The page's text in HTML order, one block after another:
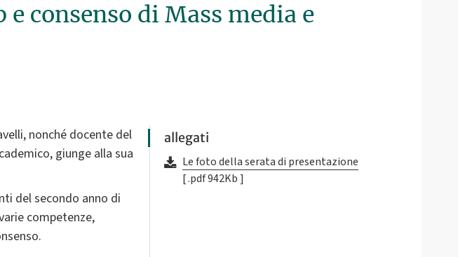
consenso di Mass media e
nonché docente del
giunge alla sua
del secondo anno di
competenze,
allegati
Le foto della serata di presentazione
[ .pdf 942Kb ]